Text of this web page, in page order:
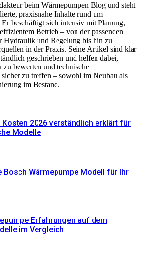
beim Wärmepumpen Blog und steht
praxisnahe Inhalte rund um
beschäftigt sich intensiv mit Planung,
Betrieb – von der passenden
Hydraulik und Regelung bis hin zu
in der Praxis. Seine Artikel sind klar
geschrieben und helfen dabei,
zu bewerten und technische
sicher zu treffen – sowohl im Neubau als
im Bestand.
Kosten 2026 verständlich erklärt für
Modelle
Bosch Wärmepumpe Modell für Ihr
Erfahrungen auf dem
im Vergleich